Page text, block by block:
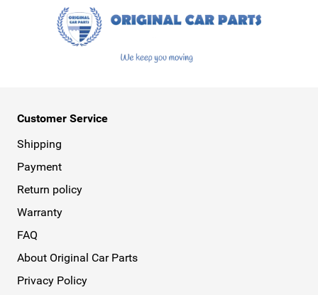
Customer Service
Shipping
Payment
Return policy
Warranty
FAQ
About Original Car Parts
Privacy Policy